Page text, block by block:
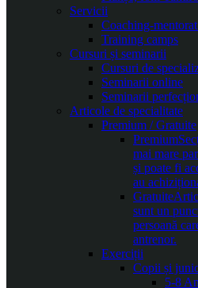
Servicii
Coaching-
Training camps
Cursuri și seminarii
Cursuri de
Seminarii online
Seminarii
Articole de specialitate
Premium / Gratuite
Premium
mai mare
și poate fi
au
Gratuite
sunt un
persoană
antrenor.
Exerciții
Copii și
5-8